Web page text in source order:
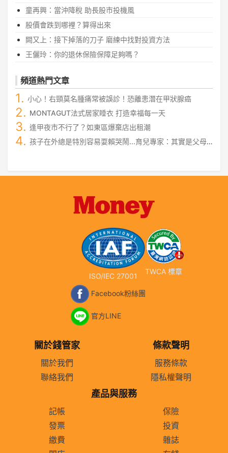
童再興：當沖降稅 助長股市投機風
股價會跌到哪裡？算得出來
闕又上：接下掉落的刀子 磨練中找對投資方法
王儷玲：你的退休保險保障足夠嗎？
頻道熱門文章
小心！右頸莫名腫痛常被誤診！恐離患潛在甲狀腺癌
MONTAGUT法式居家睡衣 打造幸福每一天
逢甲夜市不行了？如東區爆棄店出租潮
孩子在外總是特別容易耍賴哭鬧...育兒專家：其實是父母
ISO/IEC 27001
TWCA 標章
Facebook粉絲團
官方LINE
關於錢管家
關於我們
聯絡我們
條款聲明
服務條款
隱私權聲明
產品與服務
記帳
發票
繳費
保險
投資
雜誌